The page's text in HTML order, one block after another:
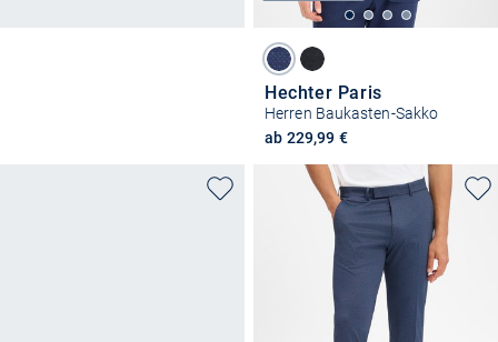
Hechter Paris
Herren Baukasten-Sakko
ab 229,99 €